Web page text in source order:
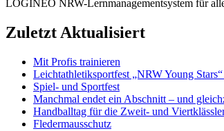
LOGINEO NRW-Lernmanagementsystem für
Zuletzt Aktualisiert
Mit Profis trainieren
Leichtathletiksportfest „NRW Young
Spiel- und Sportfest
Manchmal endet ein Abschnitt – und
Handballtag für die Zweit- und
Fledermausschutz